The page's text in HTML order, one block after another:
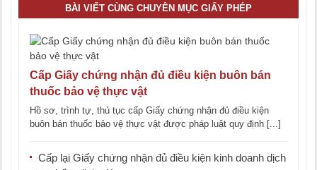
BÀI VIẾT CÙNG CHUYÊN MỤC GIẤY PHÉP
Cấp Giấy chứng nhận đủ điều kiện buôn bán
thuốc bảo vệ thực vật
Hồ sơ, trình tự, thủ tục cấp Giấy chứng nhận đủ điều kiện
buôn bán thuốc bảo vệ thực vật được pháp luật quy định [...]
Cấp lại Giấy chứng nhận đủ điều kiện kinh doanh dịch